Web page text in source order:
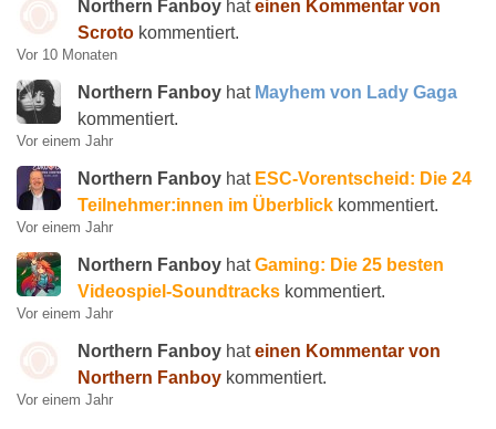
Northern Fanboy hateinen Kommentar von
Scroto kommentiert.
Vor 10 Monaten
Northern Fanboy hat Mayhem von Lady Gaga
kommentiert.
Vor einem Jahr
Northern Fanboy hat ESC-Vorentscheid: Die 24
Teilnehmer:innen im Überblick kommentiert.
Vor einem Jahr
Northern Fanboy hatGaming: Die 25 besten
Videospiel-Soundtracks kommentiert.
Vor einem Jahr
Northern Fanboy hateinen Kommentar von
Northern Fanboy kommentiert.
Vor einem Jahr